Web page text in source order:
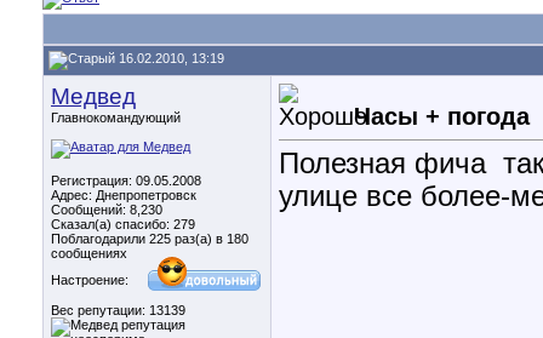
16.02.2010, 13:19
Медвед
Главнокомандующий
Регистрация: 09.05.2008
Адрес: Днепропетровск
Сообщений: 8,230
Сказал(а) спасибо: 279
Поблагодарили 225 раз(а) в 180
сообщениях
Настроение:
Вес репутации: 13139
Часы + погода
Полезная фича
улице все более-